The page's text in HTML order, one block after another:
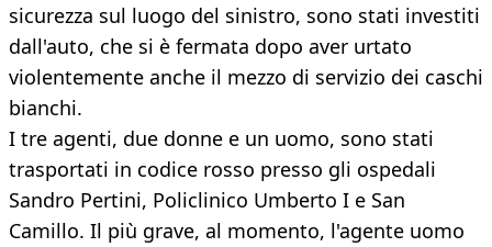
sicurezza sul luogo del sinistro, sono stati investiti
dall'auto, che si è fermata dopo aver urtato
violentemente anche il mezzo di servizio dei caschi
bianchi.
I tre agenti, due donne e un uomo, sono stati
trasportati in codice rosso presso gli ospedali
Sandro Pertini, Policlinico Umberto I e San
Camillo. Il più grave, al momento, l'agente uomo